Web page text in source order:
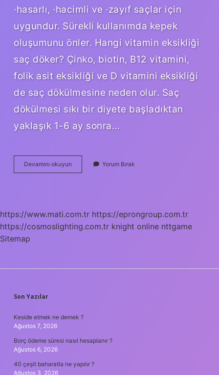
·hasarlı, ·hacimli ve ·zayıf saçlar için
uygundur. Sürekli kullanımda kepek
oluşumunu önler. Hangi vitamin eksikliği
saç döker? Çinko, biotin, B12 vitamini,
folik asit eksikliği ve D vitamini eksikliği
de saç dökülmesine neden olur. Saç
dökülmesi sıkı bir diyete başladıktan
yaklaşık 1-6 ay sonra…
Devamını okuyun
Saç
Yorum Bırak
https://www.mati.com.tr https://eprongroup.com.tr
https://cosmoslighting.com.tr knight online nttgame
Sitemap
SIDEBAR
Son Yazılar
Keside etmek ne demek ?
Ağustos 7, 2026
Borç ödeme süresi nasıl hesaplanır ?
Ağustos 6, 2026
40 çeşit baharatla ne yapılır ?
Ağustos 3, 2026